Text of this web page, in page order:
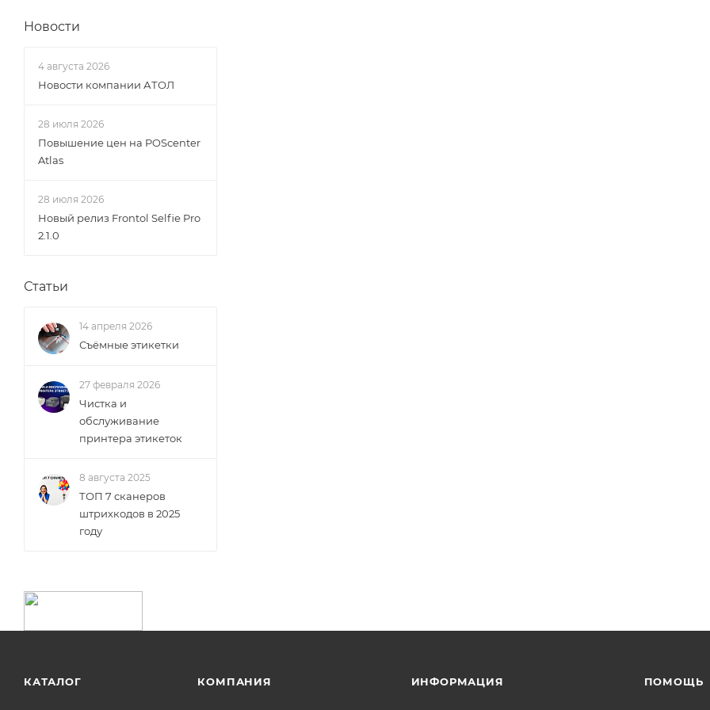
Новости
4 августа 2026
Новости компании АТОЛ
28 июля 2026
Повышение цен на POScenter
Atlas
28 июля 2026
Новый релиз Frontol Selfie Pro
2.1.0
Статьи
14 апреля 2026
Съёмные этикетки
27 февраля 2026
Чистка и
обслуживание
принтера этикеток
8 августа 2025
ТОП 7 сканеров
штрихкодов в 2025
году
КАТАЛОГ КОМПАНИЯ ИНФОРМАЦИЯ ПОМОЩЬ